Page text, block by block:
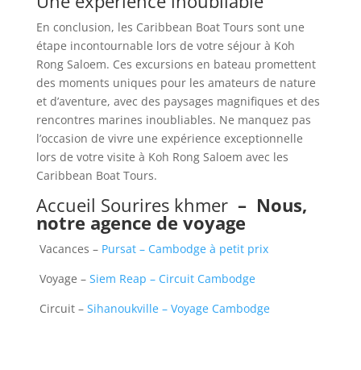
En conclusion, les Caribbean Boat Tours sont une
étape incontournable lors de votre séjour à Koh
Rong Saloem. Ces excursions en bateau promettent
des moments uniques pour les amateurs de nature
et d’aventure, avec des paysages magnifiques et des
rencontres marines inoubliables. Ne manquez pas
l’occasion de vivre une expérience exceptionnelle
lors de votre visite à Koh Rong Saloem avec les
Caribbean Boat Tours.
Accueil Sourires khmer – Nous,
notre agence de voyage
Vacances – Pursat – Cambodge à petit prix
Voyage – Siem Reap – Circuit Cambodge
Circuit – Sihanoukville – Voyage Cambodge